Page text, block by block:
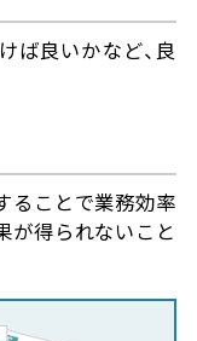
ば良いかなど、良
ることで業務効率
が得られないこと